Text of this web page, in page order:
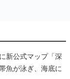
新公式マップ「深
魚が泳ぎ、海底に